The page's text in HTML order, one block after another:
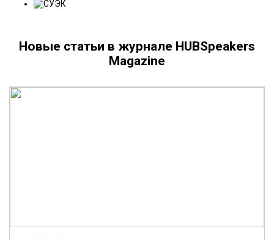
Новые статьи в журнале HUBSpeakers
Magazine